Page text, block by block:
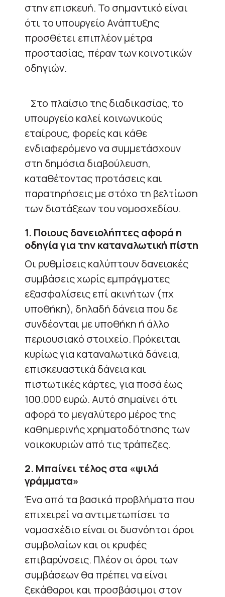
στην επισκευή. Το σημαντικό είναι
ότι το υπουργείο Ανάπτυξης
προσθέτει επιπλέον μέτρα
προστασίας, πέραν των κοινοτικών
οδηγιών.
Στο πλαίσιο της διαδικασίας, το
υπουργείο καλεί κοινωνικούς
εταίρους, φορείς και κάθε
ενδιαφερόμενο να συμμετάσχουν
στη δημόσια διαβούλευση,
καταθέτοντας προτάσεις και
παρατηρήσεις με στόχο τη βελτίωση
των διατάξεων του νομοσχεδίου.
1. Ποιους δανειολήπτες αφορά η
οδηγία για την καταναλωτική πίστη
Οι ρυθμίσεις καλύπτουν δανειακές
συμβάσεις χωρίς εμπράγματες
εξασφαλίσεις επί ακινήτων (πχ
υποθήκη), δηλαδή δάνεια που δε
συνδέονται με υποθήκη ή άλλο
περιουσιακό στοιχείο. Πρόκειται
κυρίως για καταναλωτικά δάνεια,
επισκευαστικά δάνεια και
πιστωτικές κάρτες, για ποσά έως
100.000 ευρώ. Αυτό σημαίνει ότι
αφορά το μεγαλύτερο μέρος της
καθημερινής χρηματοδότησης των
νοικοκυριών από τις τράπεζες.
2. Μπαίνει τέλος στα «ψιλά
γράμματα»
Ένα από τα βασικά προβλήματα που
επιχειρεί να αντιμετωπίσει το
νομοσχέδιο είναι οι δυσνόητοι όροι
συμβολαίων και οι κρυφές
επιβαρύνσεις. Πλέον οι όροι των
συμβάσεων θα πρέπει να είναι
ξεκάθαροι και προσβάσιμοι στον